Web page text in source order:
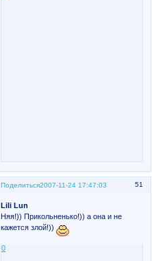
Поделиться 51
2007-11-24 17:47:03
Lili Lun
Няя!)) Прикольненько!)) а она и не
кажется злой!))
0